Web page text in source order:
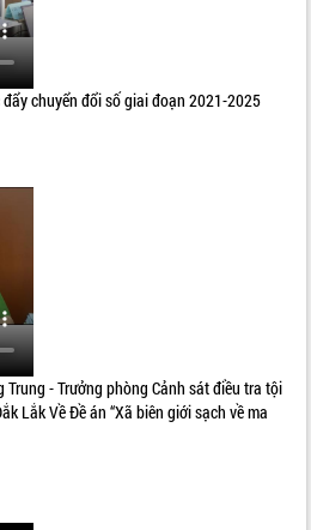
chuyển đổi số giai đoạn 2021-2025
- Trưởng phòng Cảnh sát điều tra tội
Lắk Về Đề án “Xã biên giới sạch về ma